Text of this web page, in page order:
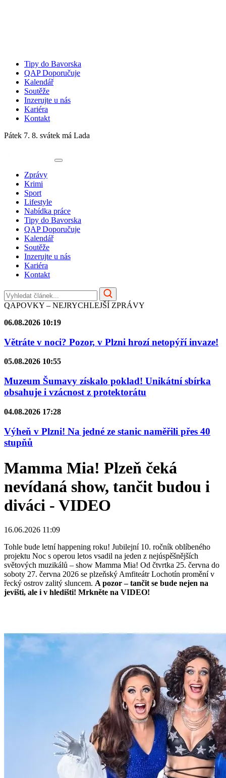
Tipy do Bavorska
QAP Doporučuje
Kalendář
Soutěže
Inzerujte u nás
Kariéra
Kontakt
Pátek 7. 8. svátek má Lada
Zprávy
Krimi
Sport
Lifestyle
Nabídka práce
Tipy do Bavorska
QAP Doporučuje
Kalendář
Soutěže
Inzerujte u nás
Kariéra
Kontakt
QAPOVKY – NEJRYCHLEJŠÍ ZPRÁVY
06.08.2026 10:19
Větráte v noci? Pozor, v Plzni hrozí netopýří invaze!
05.08.2026 10:55
Muzeum Šumavy získalo poklad! Unikátní sbírka
obsahuje i vzácnost z protektorátu
04.08.2026 17:28
Výheň v Plzni! Na jedné ze stanic naměřili přes 40
stupňů
Mamma Mia! Plzeň čeká
nevídaná show, tančit budou i
diváci - VIDEO
16.06.2026 11:09
Tohle bude letní happening roku! Jubilejní 10. ročník oblíbeného
projektu Noc s operou letos vsadil na jeden z nejúspěšnějších
světových muzikálů – show Mamma Mia! Od čtvrtka 25. června do
soboty 27. června 2026 se plzeňský Amfiteátr Lochotín promění v
řecký ostrov zalitý sluncem. A pozor – tančit se bude nejen na
jevišti, ale i v hledišti! Mrkněte na VIDEO!